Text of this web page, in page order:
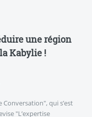
une région
Kabylie !
Conversation", qui s’est
"L’expertise